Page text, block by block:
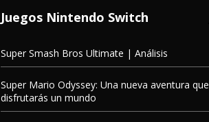
Juegos Nintendo Switch
Super Smash Bros Ultimate | Análisis
Super Mario Odyssey: Una nueva aventura que
disfrutarás un mundo